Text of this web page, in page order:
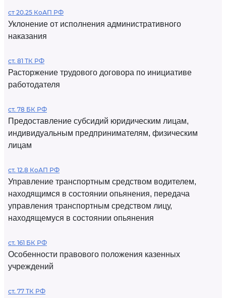
ст 20.25 КоАП РФ
Уклонение от исполнения административного
наказания
ст. 81 ТК РФ
Расторжение трудового договора по инициативе
работодателя
ст. 78 БК РФ
Предоставление субсидий юридическим лицам,
индивидуальным предпринимателям, физическим
лицам
ст. 12.8 КоАП РФ
Управление транспортным средством водителем,
находящимся в состоянии опьянения, передача
управления транспортным средством лицу,
находящемуся в состоянии опьянения
ст. 161 БК РФ
Особенности правового положения казенных
учреждений
ст. 77 ТК РФ